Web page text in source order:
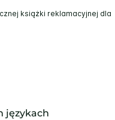
książki reklamacyjnej dla
językach